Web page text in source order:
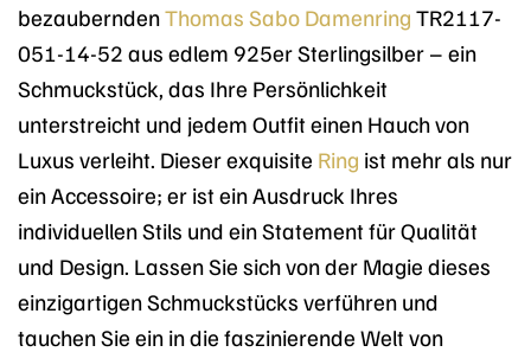
bezauberndenThomas Sabo Damenring TR2117-
051-14-52 aus edlem 925er Sterlingsilber – ein
Schmuckstück, das Ihre Persönlichkeit
unterstreicht und jedem Outfit einen Hauch von
Luxus verleiht. Dieser exquisite Ring ist mehr als nur
ein Accessoire; er ist ein Ausdruck Ihres
individuellen Stils und ein Statement für Qualität
und Design. Lassen Sie sich von der Magie dieses
einzigartigen Schmuckstücks verführen und
tauchen Sie ein in die faszinierende Welt von